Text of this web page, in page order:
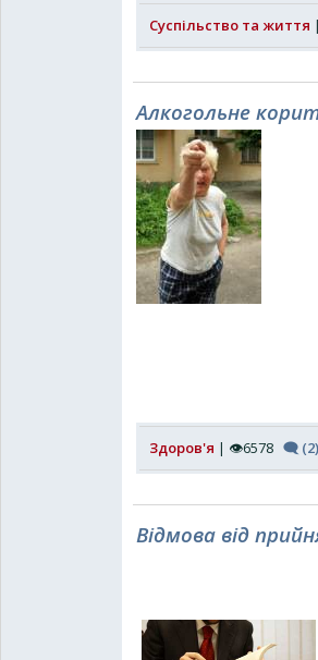
Суспільство та життя
Алкогольне
Здоров'я | 👁6578 🗨 (2)
Відмова від